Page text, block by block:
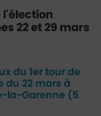
l'élection
22 et 29 mars
du 1er tour de
du 22 mars à
la-Garenne (5